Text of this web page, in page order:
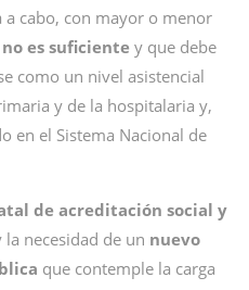
a cabo, con mayor o menor
no es suficiente y que debe
como un nivel asistencial
y de la hospitalaria y,
en el Sistema Nacional de
de acreditación social y
la necesidad de un nuevo
que contemple la carga